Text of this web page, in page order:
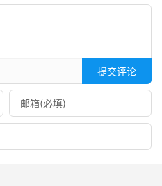
提交评论